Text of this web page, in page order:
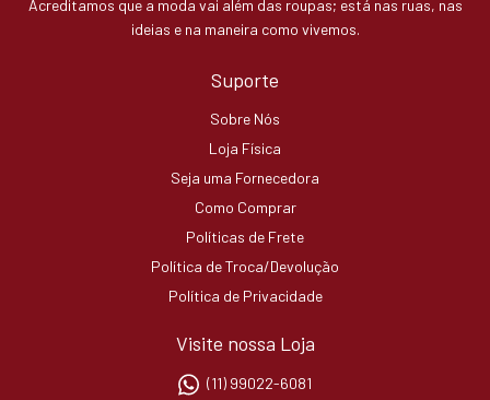
Acreditamos que a moda vai além das roupas; está nas ruas, nas
ideias e na maneira como vivemos.
Suporte
Sobre Nós
Loja Física
Seja uma Fornecedora
Como Comprar
Políticas de Frete
Política de Troca/Devolução
Política de Privacidade
Visite nossa Loja
(11) 99022-6081